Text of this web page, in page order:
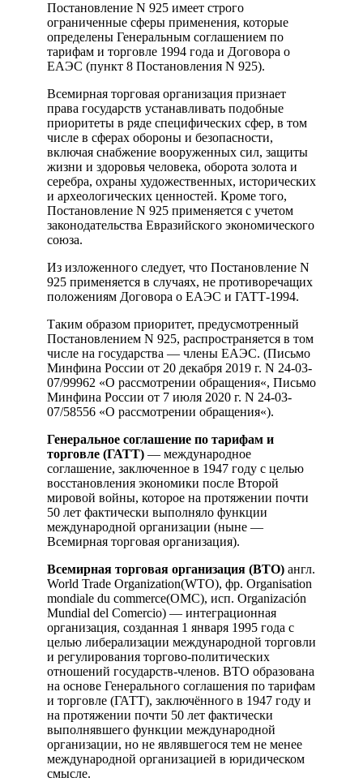
Постановление N 925 имеет строго
ограниченные сферы применения, которые
определены Генеральным соглашением по
тарифам и торговле 1994 года и Договора о
ЕАЭС (пункт 8 Постановления N 925).
Всемирная торговая организация признает
права государств устанавливать подобные
приоритеты в ряде специфических сфер, в том
числе в сферах обороны и безопасности,
включая снабжение вооруженных сил, защиты
жизни и здоровья человека, оборота золота и
серебра, охраны художественных, исторических
и археологических ценностей. Кроме того,
Постановление N 925 применяется с учетом
законодательства Евразийского экономического
союза.
Из изложенного следует, что Постановление N
925 применяется в случаях, не противоречащих
положениям Договора о ЕАЭС и ГАТТ-1994.
Таким образом приоритет, предусмотренный
Постановлением N 925, распространяется в том
числе на государства — члены ЕАЭС. (Письмо
Минфина России от 20 декабря 2019 г. N 24-03-
07/99962 «О рассмотрении обращения«, Письмо
Минфина России от 7 июля 2020 г. N 24-03-
07/58556 «О рассмотрении обращения«).
Генеральное соглашение по тарифам и
торговле (ГАТТ)— международное
соглашение, заключенное в 1947 году с целью
восстановления экономики после Второй
мировой войны, которое на протяжении почти
50 лет фактически выполняло функции
международной организации (ныне —
Всемирная торговая организация).
Всемирная торговая организация (ВТО)англ.
World Trade Organization(WTO), фр. Organisation
mondiale du commerce(OMC), исп. Organización
Mundial del Comercio) — интеграционная
организация, созданная 1 января 1995 года с
целью либерализации международной торговли
и регулирования торгово-политических
отношений государств-членов. ВТО образована
на основе Генерального соглашения по тарифам
и торговле (ГАТТ), заключённого в 1947 году и
на протяжении почти 50 лет фактически
выполнявшего функции международной
организации, но не являвшегося тем не менее
международной организацией в юридическом
смысле.